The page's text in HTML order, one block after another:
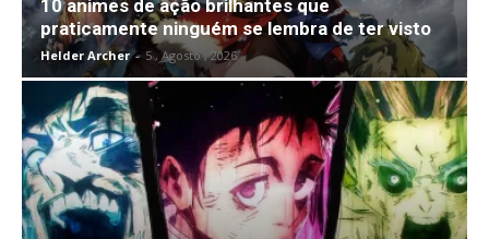
10 animes de ação brilhantes que
praticamente ninguém se lembra de ter visto
Helder Archer - 5 , Agosto , 2026